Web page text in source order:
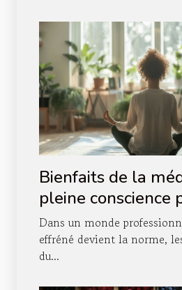
Bienfaits de la
pleine conscience
professionnels
Dans un monde
effréné devient la norme,
du...